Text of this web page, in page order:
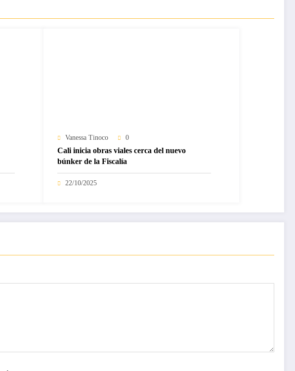
Vanessa Tinoco 0
Cali inicia obras viales cerca del nuevo
búnker de la Fiscalía
22/10/2025